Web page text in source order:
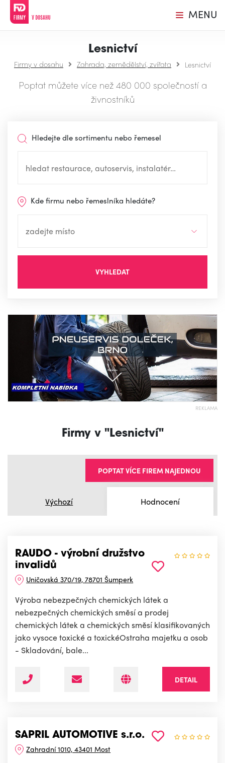
MENU
Lesnictví
Firmy v dosahu Zahrada, zemědělství, zvířata Lesnictví
Poptat můžete více než 480 000 společností a
živnostníků
Hledejte dle sortimentu nebo řemesel
Kde firmu nebo řemeslníka hledáte?
VYHLEDAT
REKLAMA
Firmy v "Lesnictví"
Výchozí Hodnocení
POPTAT VÍCE FIREM NAJEDNOU
RAUDO - výrobní družstvo
invalidů
Uničovská 370/19, 78701 Šumperk
Výroba nebezpečných chemických látek a
nebezpečných chemických směsí a prodej
chemických látek a chemických směsí klasifikovaných
jako vysoce toxické a toxickéOstraha majetku a osob
- Skladování, bale...
DETAIL
SAPRIL AUTOMOTIVE s.r.o.
Zahradní 1010, 43401 Most